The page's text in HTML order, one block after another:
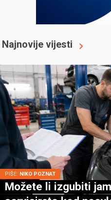
Najnovije vijesti
PIŠE: NIKO POZNAT
Možete li izgubiti